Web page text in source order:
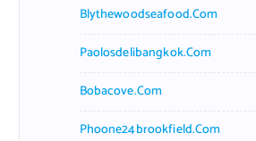
Blythewoodseafood.com
Paolosdelibangkok.com
Bobacove.com
Phoone24brookfield.com